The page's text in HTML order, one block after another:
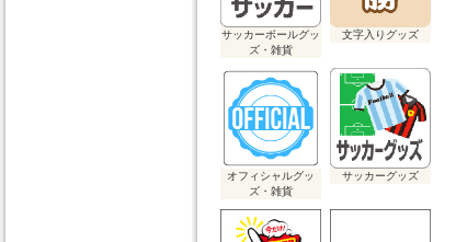
サッカーボールグッ
ズ・雑貨
文字入りグッズ
オフィシャルグッ
ズ・雑貨
サッカーグッズ